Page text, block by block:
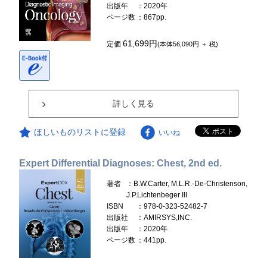
出版年
：2020年
ページ数 ：867pp.
定価61,699円(本体56,090円 ＋ 税)
詳しく見る
ほしいものリストに登録 いいね
Expert Differential Diagnoses: Chest, 2nd ed.
著者
：B.W.Carter, M.L.R.-De-Christenson,
J.P.Lichtenbeger III
ISBN
：978-0-323-52482-7
出版社
：AMIRSYS,INC.
出版年
：2020年
ページ数 ：441pp.